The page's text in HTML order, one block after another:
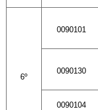
6º
0090101
0090130
0090104